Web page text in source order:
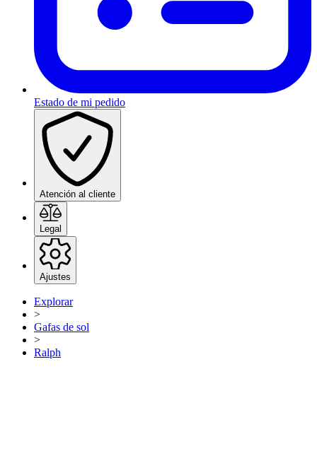
Estado de mi pedido
Atención al cliente
Legal
Ajustes
Explorar
>
Gafas de sol
>
Ralph